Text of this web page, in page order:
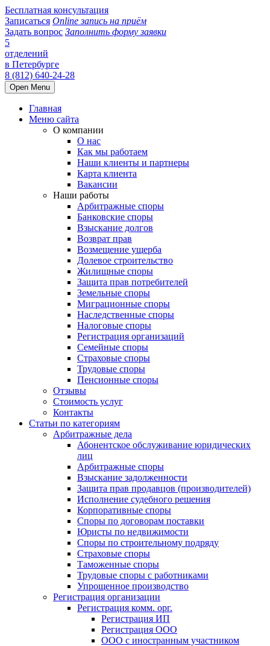
Бесплатная консультация
Записаться Online запись на приём
Задать вопрос Заполнить форму заявки
5
отделений
в Петербурге
8 (812) 640-24-28
Open Menu
Главная
Меню сайта
О компании
О нас
Как мы работаем
Наши клиенты и партнеры
Карта клиента
Вакансии
Наши работы
Арбитражные споры
Банковские споры
Взыскание долгов
Возврат прав
Возмещение ущерба
Долевое строительство
Жилищные споры
Защита прав потребителей
Земельные споры
Миграционные споры
Наследственные споры
Налоговые споры
Регистрация организаций
Семейные споры
Страховые споры
Трудовые споры
Пенсионные споры
Отзывы
Стоимость услуг
Контакты
Статьи по категориям
Арбитражные дела
Абонентское обслуживание юридических
лиц
Арбитражные споры
Взыскание задолженности
Защита прав продавцов (производителей)
Исполнение судебного решения
Корпоративные споры
Споры по договорам поставки
Юристы по недвижимости
Споры по строительному подряду
Страховые споры
Таможенные споры
Трудовые споры с работниками
Упрощенное производство
Регистрация организации
Регистрация комм. орг.
Регистрация ИП
Регистрация ООО
ООО с иностранным участником